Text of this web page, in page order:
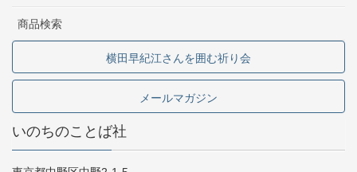
商品検索
横田早紀江さんを囲む祈り会
メールマガジン
いのちのことば社